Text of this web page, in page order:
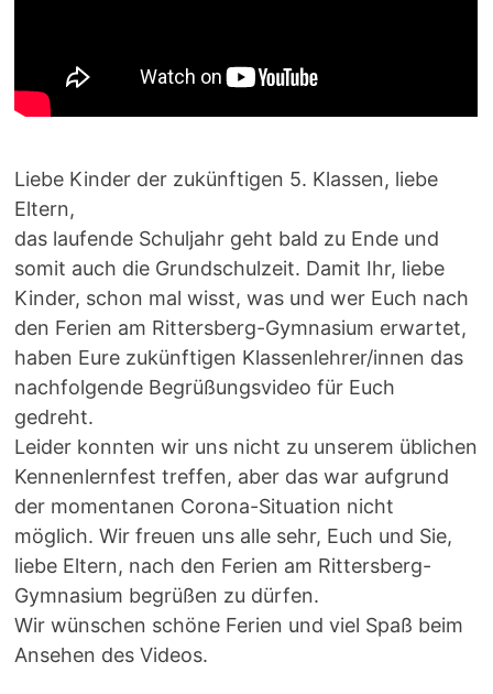
Liebe Kinder der zukünftigen 5. Klassen, liebe
Eltern,
das laufende Schuljahr geht bald zu Ende und
somit auch die Grundschulzeit. Damit Ihr, liebe
Kinder, schon mal wisst, was und wer Euch nach
den Ferien am Rittersberg-Gymnasium erwartet,
haben Eure zukünftigen Klassenlehrer/innen das
nachfolgende Begrüßungsvideo für Euch
gedreht.
Leider konnten wir uns nicht zu unserem üblichen
Kennenlernfest treffen, aber das war aufgrund
der momentanen Corona-Situation nicht
möglich. Wir freuen uns alle sehr, Euch und Sie,
liebe Eltern, nach den Ferien am Rittersberg-
Gymnasium begrüßen zu dürfen.
Wir wünschen schöne Ferien und viel Spaß beim
Ansehen des Videos.